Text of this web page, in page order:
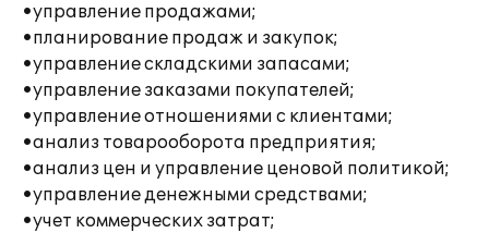
•управление продажами;
•планирование продаж и закупок;
•управление складскими запасами;
•управление заказами покупателей;
•управление отношениями с клиентами;
•анализ товарооборота предприятия;
•анализ цен и управление ценовой политикой;
•управление денежными средствами;
•учет коммерческих затрат;